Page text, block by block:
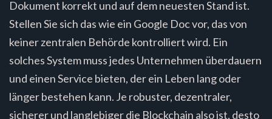
Dokument korrekt und auf dem neuesten Stand ist.
Stellen Sie sich das wie ein Google Doc vor, das von
keiner zentralen Behörde kontrolliert wird. Ein
solches System muss jedes Unternehmen überdauern
und einen Service bieten, der ein Leben lang oder
länger bestehen kann. Je robuster, dezentraler,
sicherer und langlebiger die Blockchain also ist, desto